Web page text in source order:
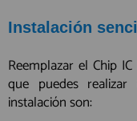
Instalación
Reemplazar el Chip
que puedes
instalación son: